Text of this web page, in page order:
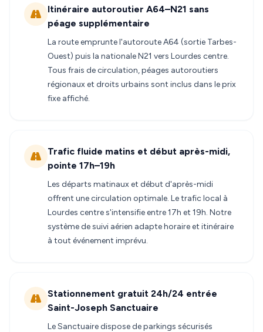
Itinéraire autoroutier A64–N21 sans
péage supplémentaire
La route emprunte l'autoroute A64 (sortie Tarbes-
Ouest) puis la nationale N21 vers Lourdes centre.
Tous frais de circulation, péages autoroutiers
régionaux et droits urbains sont inclus dans le prix
fixe affiché.
Trafic fluide matins et début après-midi,
pointe 17h–19h
Les départs matinaux et début d'après-midi
offrent une circulation optimale. Le trafic local à
Lourdes centre s'intensifie entre 17h et 19h. Notre
système de suivi aérien adapte horaire et itinéraire
à tout événement imprévu.
Stationnement gratuit 24h/24 entrée
Saint-Joseph Sanctuaire
Le Sanctuaire dispose de parkings sécurisés